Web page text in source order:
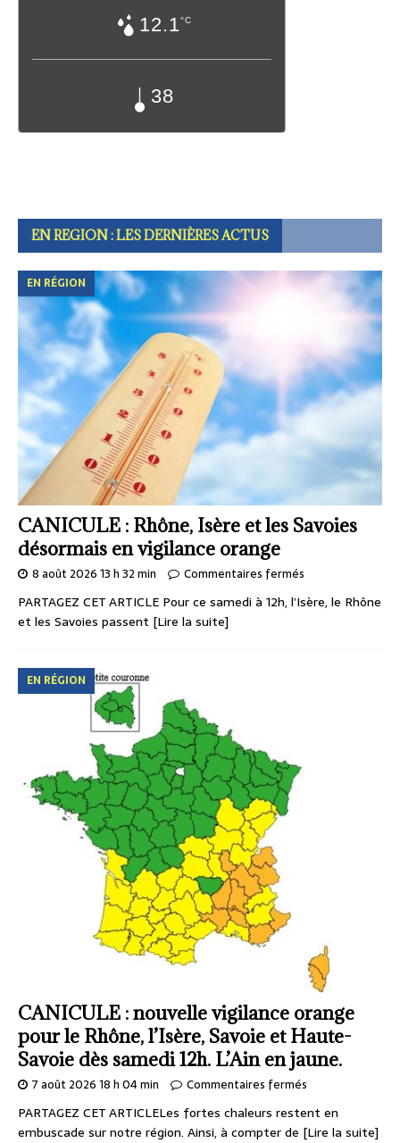
12.1°C
38
EN REGION : LES DERNIÈRES ACTUS
CANICULE : Rhône, Isère et les Savoies
désormais en vigilance orange
EN RÉGION
8 août 2026 13 h 32 min Commentaires fermés
PARTAGEZ CET ARTICLE Pour ce samedi à 12h, l’Isère, le Rhône
et les Savoies passent [Lire la suite]
CANICULE : nouvelle vigilance orange
pour le Rhône, l’Isère, Savoie et Haute-
Savoie dès samedi 12h. L’Ain en jaune.
EN RÉGION
7 août 2026 18 h 04 min Commentaires fermés
PARTAGEZ CET ARTICLELes fortes chaleurs restent en
embuscade sur notre région. Ainsi, à compter de [Lire la suite]